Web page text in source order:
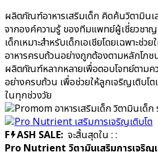
⦿ คุณแม่ตั้งครรภ์และลูก
⦿ สมองและความจำ
⦿ เสริมภูมิคุ้มกัน
⦿ พัฒนาการเด็กและกระ
ร่วมงานกับเรา
คลิกรับสินค้า
ฟรี
ติดต่อโปรมัม
โทรศัพท์:02 114 8788
Promom ผลิตภัณฑ์วิตามิ